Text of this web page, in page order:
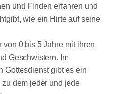
und Finden erfahren und
wie ein Hirte auf seine
0 bis 5 Jahre mit ihren
Geschwistern. Im
Gottesdienst gibt es ein
dem jeder und jede